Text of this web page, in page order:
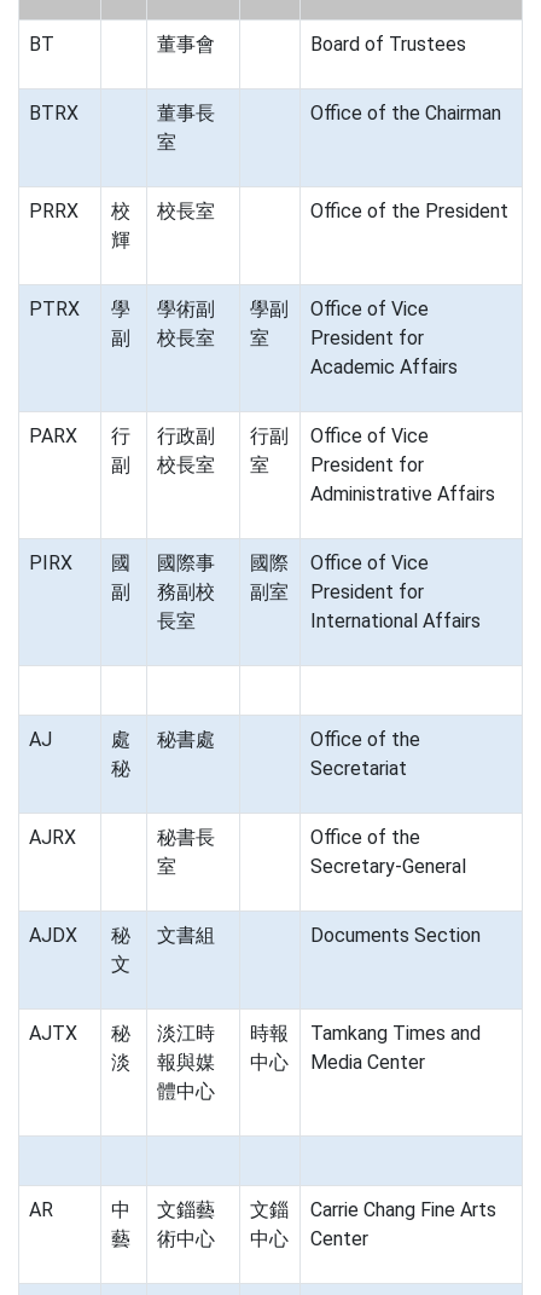
BT 董事會 Board of Trustees
BTRX
董事長
室
Office of the Chairman
PRRX
校
輝
校長室 Office of the President
PTRX
學
副
學術副
校長室
學副
室
Office of Vice
President for
Academic Affairs
PARX
行
副
行政副
校長室
行副
室
Office of Vice
President for
Administrative Affairs
PIRX
國
副
國際事
務副校
長室
國際
副室
Office of Vice
President for
International Affairs
AJ
處
秘
秘書處
Office of the
Secretariat
AJRX
秘書長
室
Office of the
Secretary-General
AJDX
秘
文
文書組 Documents Section
AJTX
秘
淡
淡江時
報與媒
體中心
時報
中心
Tamkang Times and
Media Center
AR
中
藝
文錙藝
術中心
文錙
中心
Carrie Chang Fine Arts
Center